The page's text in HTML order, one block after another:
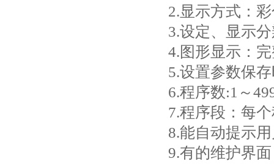
2.显示方式：
3.设定、显示
4.图形显示：
5.设置参数保
6.程序数:1～
7.程序段：每
8.能自动提示
9.有的维护界